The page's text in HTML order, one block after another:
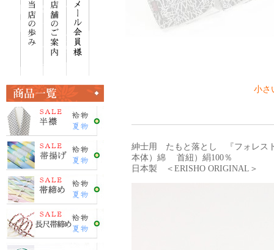
小さ
紳士用 たもと落とし 『フォレス
本体）綿 首紐）絹100％
日本製 ＜ERISHO ORIGINAL＞